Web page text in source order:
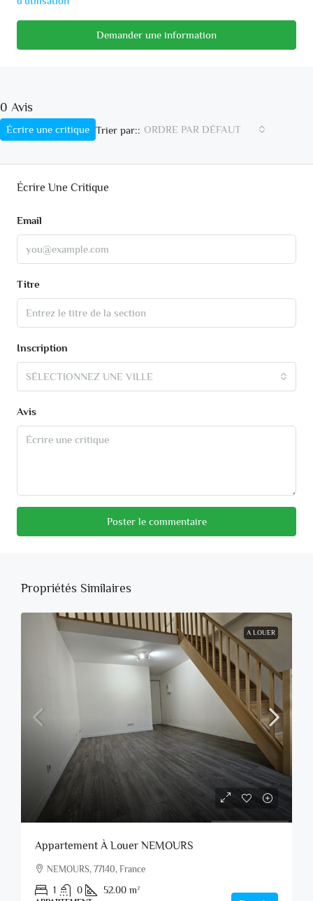
Demander une information
0 Avis
Trier par:: ORDRE PAR DÉFAUT
Écrire une critique
Écrire Une Critique
Email
Titre
Inscription
SÉLECTIONNEZ UNE VILLE
Avis
Poster le commentaire
Propriétés Similaires
A LOUER
Appartement À Louer NEMOURS
NEMOURS, 77140, France
1 0 52.00 m²